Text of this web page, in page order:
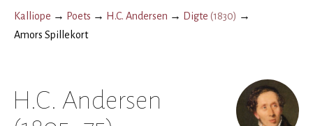
Kalliope → Poets → H.C. Andersen → Digte (1830) →
Amors Spillekort
H.C. Andersen